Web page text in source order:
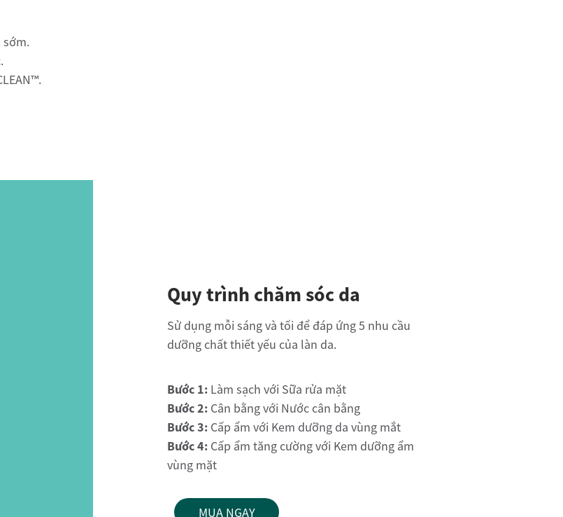
sớm.
Quy trình chăm sóc da
Sử dụng mỗi sáng và tối để đáp ứng 5 nhu cầu
dưỡng chất thiết yếu của làn da.
Bước 1: Làm sạch với Sữa rửa mặt
Bước 2: Cân bằng với Nước cân bằng
Bước 3: Cấp ẩm với Kem dưỡng da vùng mắt
Bước 4: Cấp ẩm tăng cường với Kem dưỡng ẩm
vùng mặt
MUA NGAY